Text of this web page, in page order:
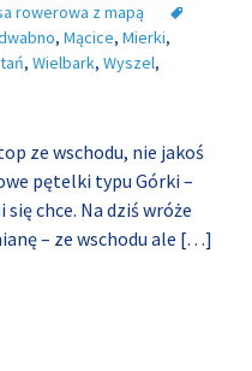
rowerowa z mapą
, Mącice, Mierki,
, Wielbark, Wyszel,
ze wschodu, nie jakoś
pętelki typu Górki –
chce. Na dziś wróże
– ze wschodu ale […]